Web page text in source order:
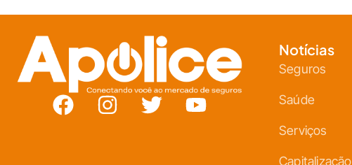
Notícias
Seguros
Saúde
Serviços
Capitalização